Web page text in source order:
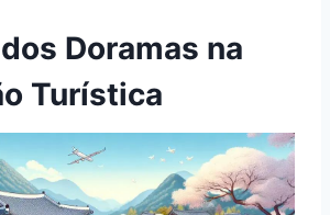
Doramas na
Turística